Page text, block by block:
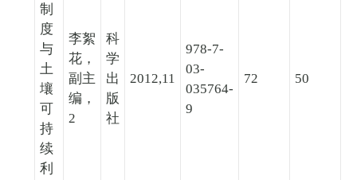
制
度
与
土
壤
可
持
续
利
李絮
花，
副主
编，
2
科
学
出
版
社
2012,11
978-7-
03-
035764-
9
72 50